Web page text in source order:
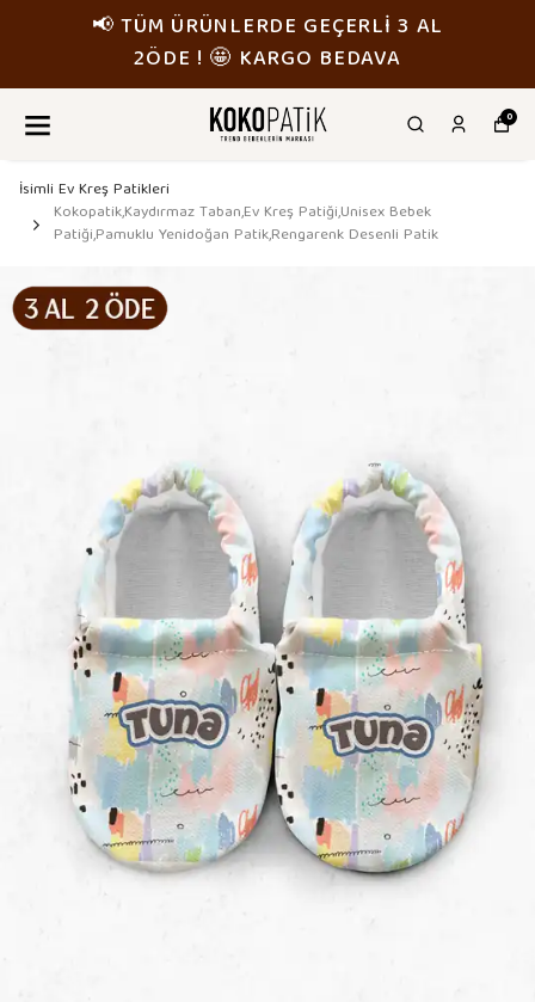
📢 TÜM ÜRÜNLERDE
2ÖDE ! 🤩 KARGO
0
İsimli Ev Kreş Patikleri
Kokopatik,Kaydırmaz Taban,Ev Kreş Patiği,Unisex Bebek
Patiği,Pamuklu Yenidoğan Patik,Rengarenk Desenli Patik